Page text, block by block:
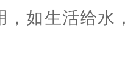
，如生活给水